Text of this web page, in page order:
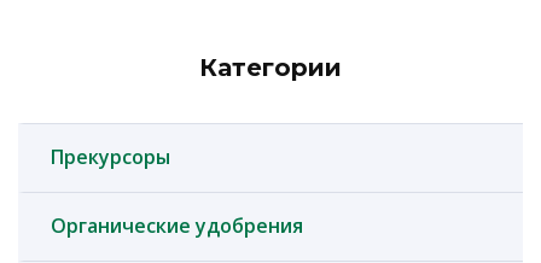
Категории
Прекурсоры
Органические удобрения